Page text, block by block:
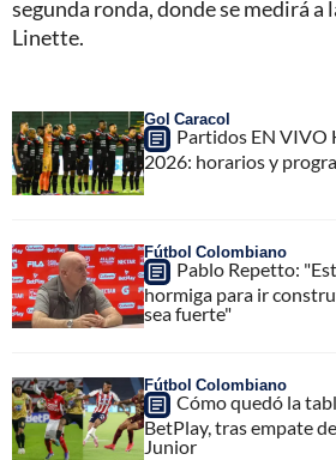
segunda ronda, donde se medirá a
Linette.
Gol Caracol
Partidos EN VIVO
2026: horarios y
Fútbol Colombiano
Pablo Repetto:
hormiga para ir
sea fuerte"
Fútbol Colombiano
Cómo quedó la
BetPlay, tras empate
Junior